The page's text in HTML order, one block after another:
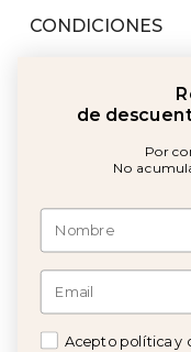
CONDICIONES
©2026 Copyright
de
Por
No
Acepto política y